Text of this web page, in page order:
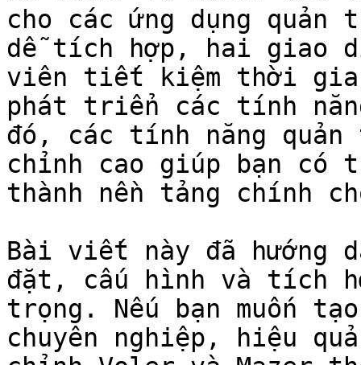
cho các ứng dụng
dễ tích hợp, hai giao
viên tiết kiệm thời
phát triển các tính
đó, các tính năng quản
chỉnh cao giúp bạn có
thành nền tảng chính
Bài viết này đã hướng
đặt, cấu hình và tích
trọng. Nếu bạn muốn
chuyên nghiệp, hiệu